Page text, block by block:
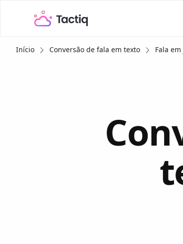
Início Conversão de fala em texto Fala